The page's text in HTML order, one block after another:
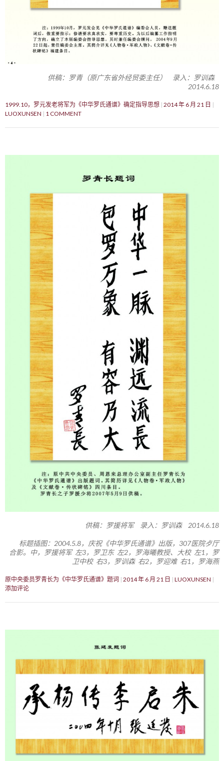
供稿：罗青（原广东省外经贸委主任） 录入：罗训森
2014.6.18
1999.10，罗元发老将军为《中华罗氏通谱》确定指导思想 2014 年 6 月 21 日
LUOXUNSEN
1 COMMENT
供稿：罗援将军 录入：罗训森 2014.6.18
标题插图：2004.5.8，庆祝《中华罗氏通谱》出版，307医院歺厅
合影。中，罗援将军 左3，罗卫东 左2，罗海曦教授、大校 左1，罗
卫中校 右3，罗训森 右2，罗迎难 右1，罗海燕
原中央委员罗青长为《中华罗氏通谱》题词 2014 年 6 月 21 日
LUOXUNSEN
添加评论